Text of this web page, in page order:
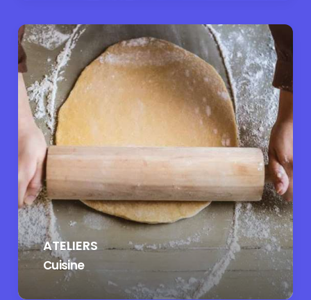
ATELIERS
Cuisine